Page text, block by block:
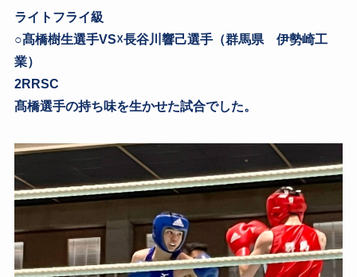
ライトフライ級
○髙橋樹生選手VS☓長谷川響己選手（群馬県 伊勢崎工
業）
2RRSC
髙橋選手の持ち味を生かせた試合でした。